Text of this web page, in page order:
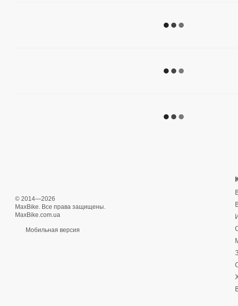
© 2014—2026
MaxBike. Все права защищены.
MaxBike.com.ua
Мобильная версия